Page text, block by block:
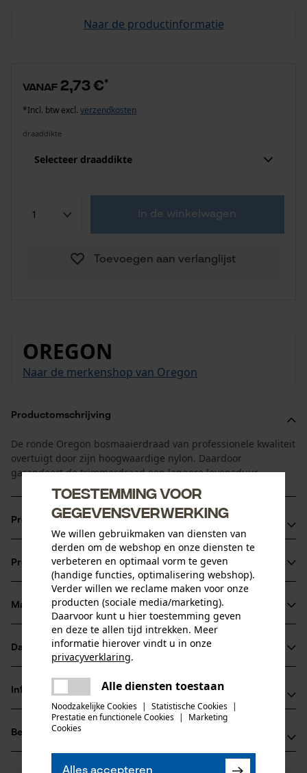
Naar de productinformatie
vanaf 2,73 €*
*Incl. btw excl. verzendkosten
draaddikte
Selecteer draaddikte
in de winkelwagen
Toevoegen aan verlanglijst
OREGON
Naar de merkenshop van Oregon
Productomschrijving
De ronde Oregon bosmaaierdraad van professionele kwaliteit
overtuigt door zijn hoogwaardige nylon. Daardoor
garandeert de trimmerdraad een langere levensduur.
Productvoordelen
Trimmerlijn in professionele kwaliteit
Uitstekende snijresultaten met de vrij snijdende draad
Uitstekende snijresultaten met de vrij snijdende draad
Productinformatie
Productdetails
Activiteitstype
snijden, maaien, tuinonderhoud
Leeftijdsgroep
volwassen
Aantal delen
Materiaal & onderhoud
Materiaal
Hoofdmateriaal
Materiaal samenstelling
100% nylon
Datasheets
Gegevensblad fabrikant (PDF)
Informatie van de fabrikant
Fabrikant
Oregon Tool, Inc.
4909 SE International Way
97222 Portland, Verenigde Staten van Amerika
Beoordelingen
Toestemming voor
gegevensverwerking
We willen gebruikmaken van diensten van
derden om de webshop en onze diensten te
verbeteren en optimaal vorm te geven
(handige functies, optimalisering webshop).
Verder willen we reclame maken voor onze
producten (sociale media/marketing).
Daarvoor kunt u hier toestemming geven
en deze te allen tijd intrekken. Meer
informatie hierover vindt u in onze
privacyverklaring.
Alle diensten toestaan
Noodzakelijke Cookies | Statistische Cookies |
Prestatie en functionele Cookies |
Marketing
Cookies
Er is een fout opgetreden. Gelieve
het opnieuw te proberen.
delen
mail